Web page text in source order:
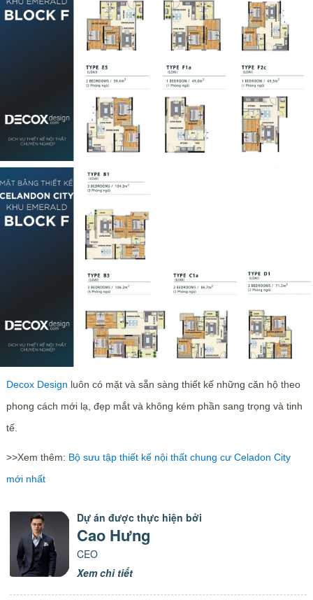
Decox Design luôn có mặt và sẵn sàng thiết kế những căn hộ theo
phong cách mới lạ, đẹp mắt và không kém phần sang trọng và tinh
tế.
>>Xem thêm: Bộ sưu tập thiết kế nội thất chung cư Celadon City
mới nhất
Dự án được thực hiện bởi
Cao Hưng
CEO
Xem chi tiết